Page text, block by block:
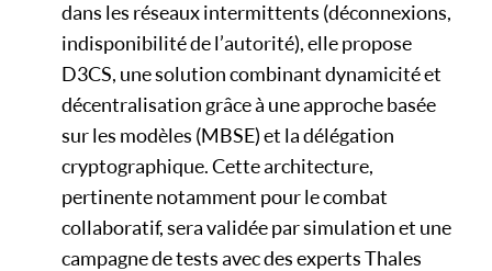
dans les réseaux intermittents (déconnexions,
indisponibilité de l’autorité), elle propose
D3CS, une solution combinant dynamicité et
décentralisation grâce à une approche basée
sur les modèles (MBSE) et la délégation
cryptographique. Cette architecture,
pertinente notamment pour le combat
collaboratif, sera validée par simulation et une
campagne de tests avec des experts Thales